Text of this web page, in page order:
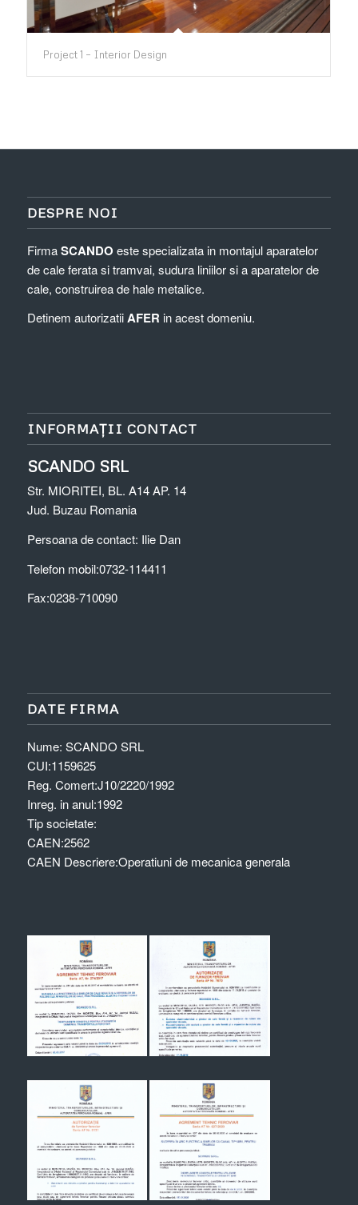
Project 1 – Interior Design
DESPRE NOI
FirmaSCANDO este specializata in montajul aparatelor
de cale ferata si tramvai, sudura liniilor si a aparatelor de
cale, construirea de hale metalice.
Detinem autorizatiiAFER in acest domeniu.
INFORMAȚII CONTACT
SCANDO SRL
Str. MIORITEI, BL. A14 AP. 14
Jud. Buzau Romania
Persoana de contact: Ilie Dan
Telefon mobil:0732-114411
Fax:0238-710090
DATE FIRMA
Nume: SCANDO SRL
CUI:1159625
Reg. Comert:J10/2220/1992
Inreg. in anul:1992
Tip societate:
CAEN:2562
CAEN Descriere:Operatiuni de mecanica generala